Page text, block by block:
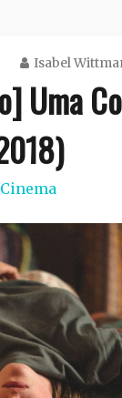
Isabel
Uma
Cinema